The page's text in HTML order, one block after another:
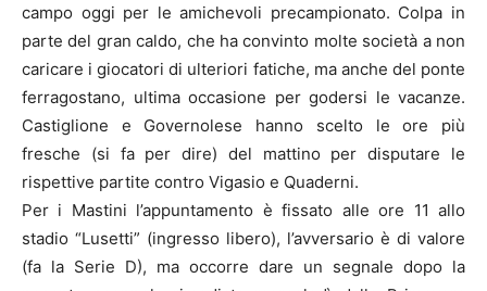
campo oggi per le amichevoli precampionato. Colpa in
parte del gran caldo, che ha convinto molte società a non
caricare i giocatori di ulteriori fatiche, ma anche del ponte
ferragostano, ultima occasione per godersi le vacanze.
Castiglione e Governolese hanno scelto le ore più
fresche (si fa per dire) del mattino per disputare le
rispettive partite contro Vigasio e Quaderni.
Per i Mastini l’appuntamento è fissato alle ore 11 allo
stadio “Lusetti” (ingresso libero), l’avversario è di valore
(fa la Serie D), ma occorre dare un segnale dopo la